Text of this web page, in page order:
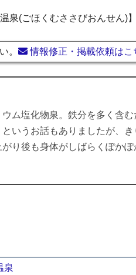
泉(ごほくむささびおんせん)】
。 情報修正・掲載依頼はこ
ム塩化物泉。鉄分を多く含む
いうお話もありましたが、
り後も身体がしばらくぽかぽ
泉